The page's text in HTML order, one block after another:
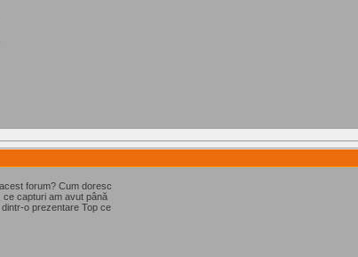
forum? Cum doresc
capturi am avut până
o prezentare Top ce